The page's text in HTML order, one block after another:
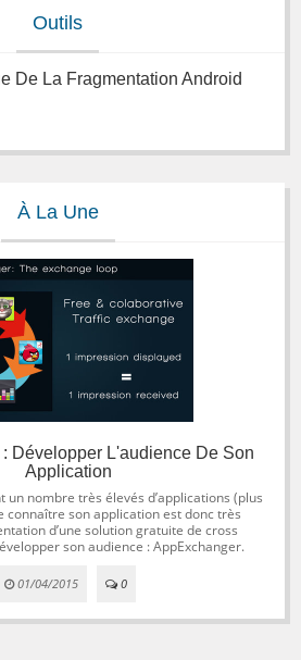
Outils
De La Fragmentation Android
À La Une
Développer L'audience De Son
Application
un nombre très élevés d’applications (plus
connaître son application est donc très
d’une solution gratuite de cross
son audience : AppExchanger.
01/04/2015 0